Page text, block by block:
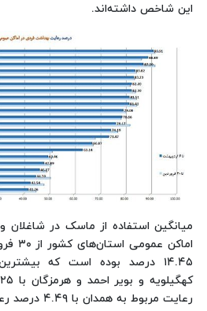
این شاخص داشته‌اند.
میانگین استفاده از ماسک در
۱۴.۴۵ درصد بوده است که
رعایت مربوط به همدان با ۴.۴۹ درصد رعایت بوده است.